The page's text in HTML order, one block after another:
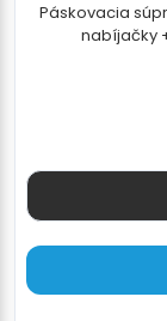
Páskovacia
nabíjačky